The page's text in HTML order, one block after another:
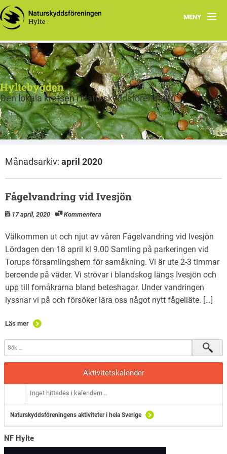
MENY
Hem
Program
Om Hylte kretsen
Skog
Fräsch på riktigt
Hyltebygden
Den lokala kretsen i Naturskyddsföreningen
Månadsarkiv: april 2020
Fågelvandring vid Ivesjön
17 april, 2020 Kommentera
Välkommen ut och njut av våren Fågelvandring vid Ivesjön
Lördagen den 18 april kl 9.00 Samling på parkeringen vid
Torups församlingshem för samåkning. Vi är ute 2-3 timmar
beroende på väder. Vi strövar i blandskog längs Ivesjön och
upp till fornåkrarna bland beteshagar. Under vandringen
lyssnar vi på och försöker lära oss något nytt fågelläte. […]
Läs mer
Aktivitetskalender
Inget hittades i kalendern...
Naturskyddsföreningens aktiviteter i hela Sverige
NF Hylte